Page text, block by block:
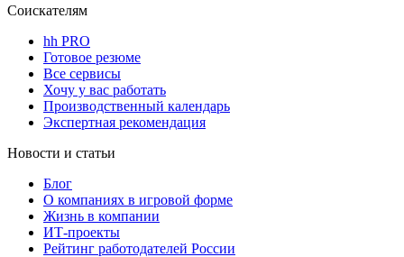
Соискателям
hh PRO
Готовое резюме
Все сервисы
Хочу у вас работать
Производственный календарь
Экспертная рекомендация
Новости и статьи
Блог
О компаниях в игровой форме
Жизнь в компании
ИТ-проекты
Рейтинг работодателей России